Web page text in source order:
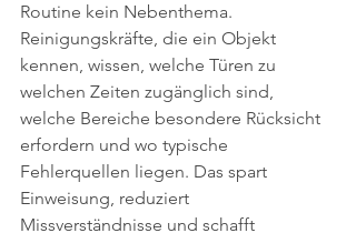
Routine kein Nebenthema.
Reinigungskräfte, die ein Objekt
kennen, wissen, welche Türen zu
welchen Zeiten zugänglich sind,
welche Bereiche besondere Rücksicht
erfordern und wo typische
Fehlerquellen liegen. Das spart
Einweisung, reduziert
Missverständnisse und schafft